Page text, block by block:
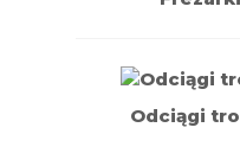
Odciągi